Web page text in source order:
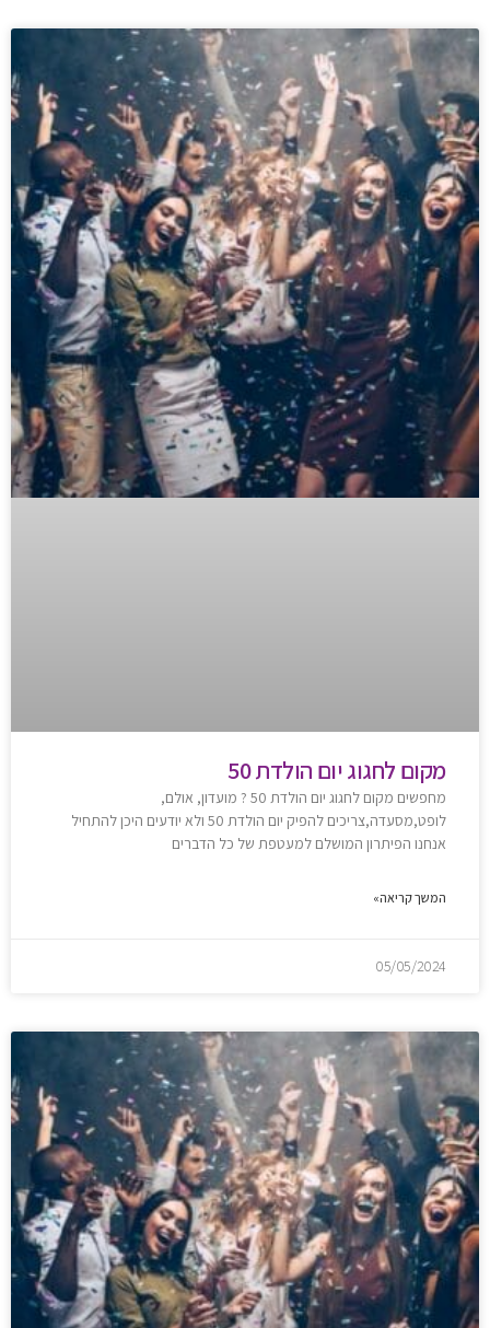
מקום לחגוג יום הולדת 50
מחפשים מקום לחגוג יום הולדת 50 ? מועדון, אולם,
לופט,מסעדה,צריכים להפיק יום הולדת 50 ולא יודעים היכן להתחיל
אנחנו הפיתרון המושלם למעטפת של כל הדברים
המשך קריאה»
05/05/2024